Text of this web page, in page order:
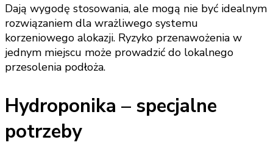
Dają wygodę stosowania, ale mogą nie być idealnym
rozwiązaniem dla wrażliwego systemu
korzeniowego alokazji. Ryzyko przenawożenia w
jednym miejscu może prowadzić do lokalnego
przesolenia podłoża.
Hydroponika – specjalne
potrzeby